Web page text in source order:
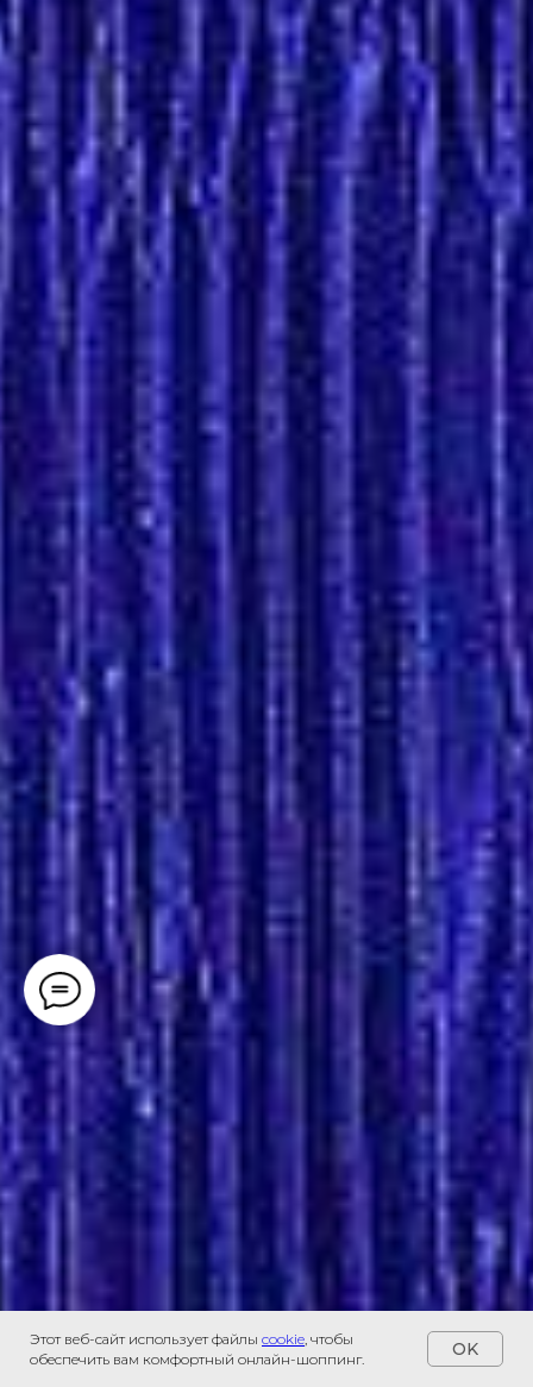
Этот веб-сайт использует файлы cookie, чтобы
обеспечить вам комфортный онлайн-шоппинг.
OK